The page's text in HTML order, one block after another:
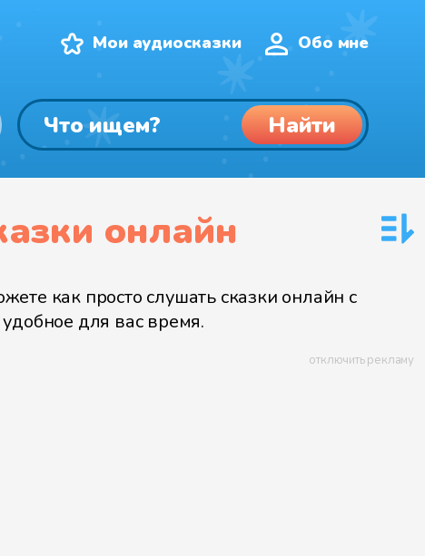
Мои аудиосказки Обо мне
Найти
онлайн
как просто слушать сказки онлайн с
для вас время.
отключить рекламу